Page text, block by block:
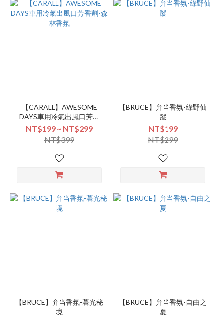
【CARALL】AWESOME
DAYS車用冷氣出風口芳香
劑-森林香氛
NT$199 ~ NT$299
NT$399
【BRUCE】弁当香氛-綠野仙
蹤
NT$199
NT$299
【BRUCE】弁当香氛-暮光秘
境
【BRUCE】弁当香氛-自由之
夏